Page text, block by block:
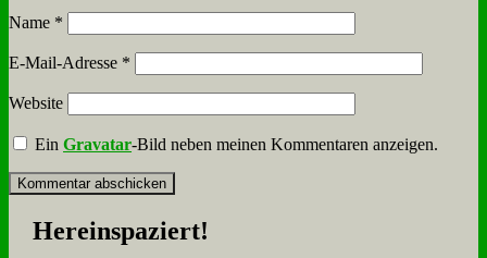
Name *
E-Mail-Adresse *
Website
EinGravatar-Bild neben meinen Kommentaren anzeigen.
Her­ein­spa­ziert!